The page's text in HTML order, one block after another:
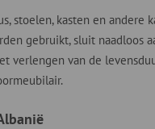
stoelen, kasten en andere
gebruikt, sluit naadloos
verlengen van de